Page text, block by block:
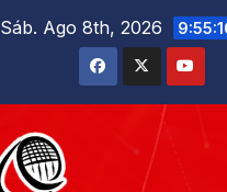
Sáb. Ago 8th, 2026